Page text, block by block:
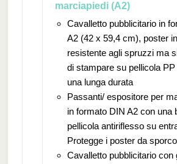
marciapiedi (A2)
Cavalletto pubblicitario in
A2 (42 x 59,4 cm), poster
resistente agli spruzzi ma
di stampare su pellicola
una lunga durata
Passanti/ espositore per
in formato DIN A2 con una
pellicola antiriflesso su
Protegge i poster da
Cavalletto pubblicitario con